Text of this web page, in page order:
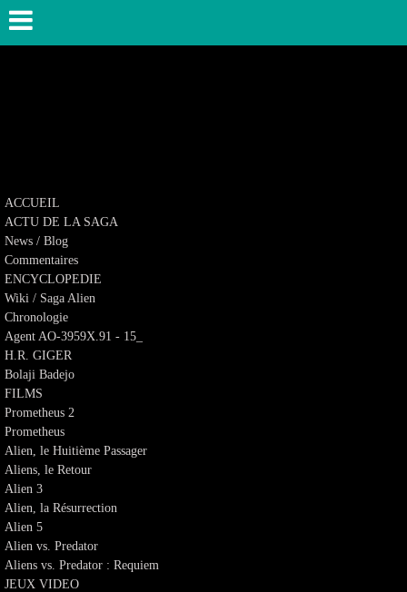
ACCUEIL
ACTU DE LA SAGA
News / Blog
Commentaires
ENCYCLOPEDIE
Wiki / Saga Alien
Chronologie
Agent AO-3959X.91 - 15_
H.R. GIGER
Bolaji Badejo
FILMS
Prometheus 2
Prometheus
Alien, le Huitième Passager
Aliens, le Retour
Alien 3
Alien, la Résurrection
Alien 5
Alien vs. Predator
Aliens vs. Predator : Requiem
JEUX VIDEO